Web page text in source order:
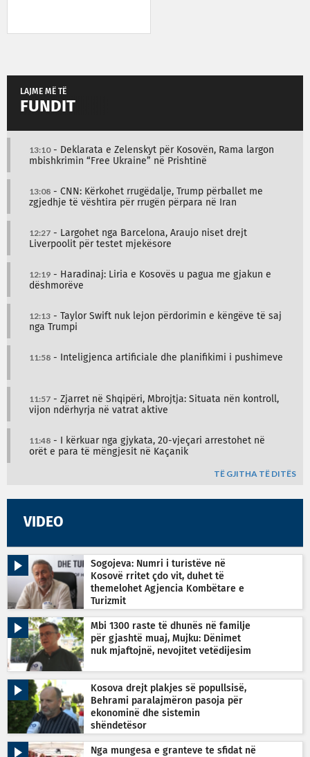
LAJME MË TË
FUNDIT
13:10- Deklarata e Zelenskyt për Kosovën, Rama largon
mbishkrimin “Free Ukraine” në Prishtinë
13:08 - CNN: Kërkohet rrugëdalje, Trump përballet me
zgjedhje të vështira për rrugën përpara në Iran
12:27 - Largohet nga Barcelona, Araujo niset drejt
Liverpoolit për testet mjekësore
12:19 - Haradinaj: Liria e Kosovës u pagua me gjakun e
dëshmorëve
12:13 - Taylor Swift nuk lejon përdorimin e këngëve të saj
nga Trumpi
11:58 - Inteligjenca artificiale dhe planifikimi i pushimeve
11:57 - Zjarret në Shqipëri, Mbrojtja: Situata nën kontroll,
vijon ndërhyrja në vatrat aktive
11:48 - I kërkuar nga gjykata, 20-vjeçari arrestohet në
orët e para të mëngjesit në Kaçanik
TË GJITHA TË DITËS
VIDEO
Sogojeva: Numri i turistëve në
Kosovë rritet çdo vit, duhet të
themelohet Agjencia Kombëtare e
Turizmit
Mbi 1300 raste të dhunës në familje
për gjashtë muaj, Mujku: Dënimet
nuk mjaftojnë, nevojitet vetëdijesim
Kosova drejt plakjes së popullsisë,
Behrami paralajmëron pasoja për
ekonominë dhe sistemin
shëndetësor
Nga mungesa e granteve te sfidat në